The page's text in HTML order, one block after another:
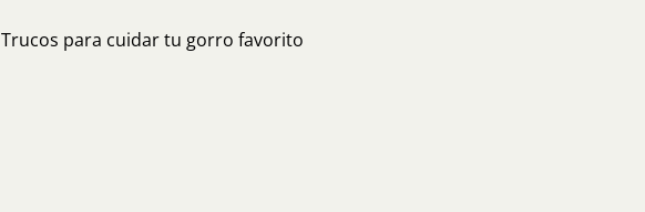
Trucos para cuidar tu gorro favorito